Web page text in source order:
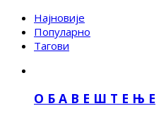
Најновије
Популарно
Тагови
О Б А В Е Ш Т Е Њ Е